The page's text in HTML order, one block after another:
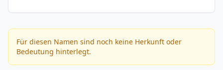
Für diesen Namen sind noch keine Herkunft oder
Bedeutung hinterlegt.